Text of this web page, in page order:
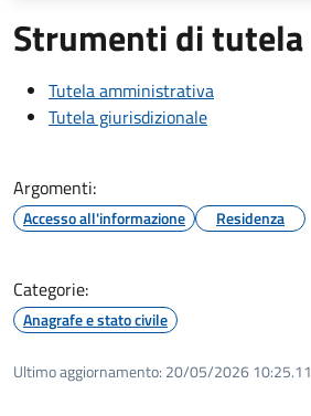
Strumenti di tutela
Tutela amministrativa
Tutela giurisdizionale
Argomenti:
Accesso all'informazione Residenza
Categorie:
Anagrafe e stato civile
Ultimo aggiornamento: 20/05/2026 10:25.11